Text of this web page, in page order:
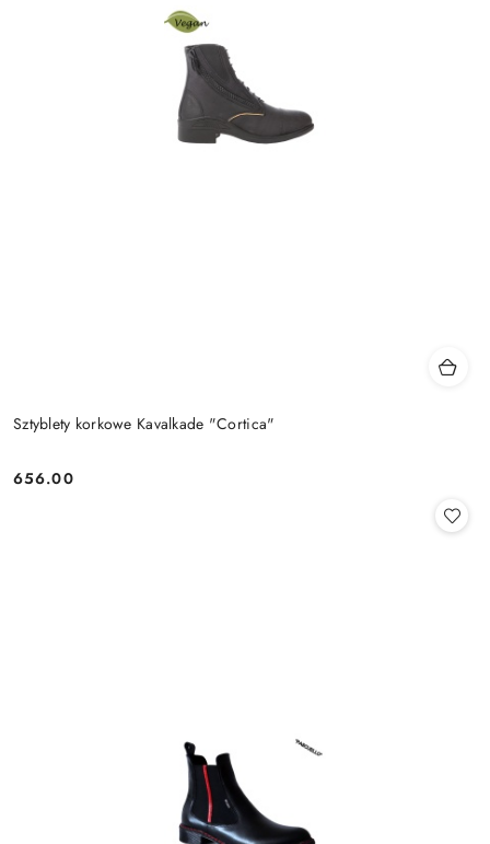
Sztyblety korkowe Kavalkade "Cortica"
Cena:
656.00